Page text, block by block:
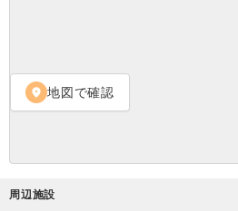
location_on 地図で確認
周辺施設